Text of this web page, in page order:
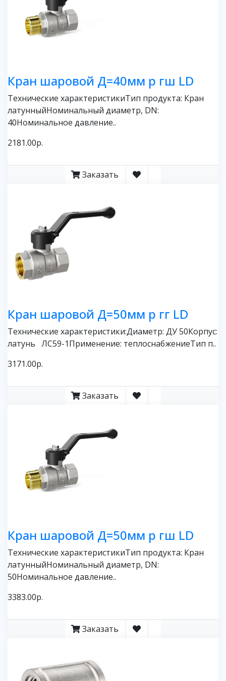
Кран шаровой Д=40мм р гш LD
Технические характеристикиТип продукта: Кран
латунныйНоминальный диаметр, DN:
40Номинальное давление..
2181.00р.
Заказать
Кран шаровой Д=50мм р гг LD
Технические характеристики:Диаметр: ДУ 50Корпус:
латунь ЛС59-1Применение: теплоснабжениеТип п..
3171.00р.
Заказать
Кран шаровой Д=50мм р гш LD
Технические характеристикиТип продукта: Кран
латунныйНоминальный диаметр, DN:
50Номинальное давление..
3383.00р.
Заказать